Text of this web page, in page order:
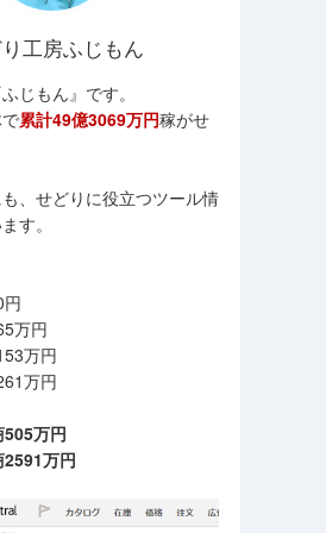
工房ふじもん
じもん』です。
累計49億3069万円稼がせ
、せどりに役立つツール情
す。
万円
万円
万円
505万円
2591万円